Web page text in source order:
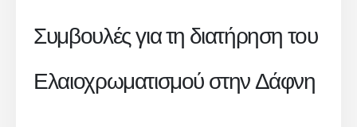
Συμβουλές για τη διατήρηση του
Ελαιοχρωματισμού στην Δάφνη